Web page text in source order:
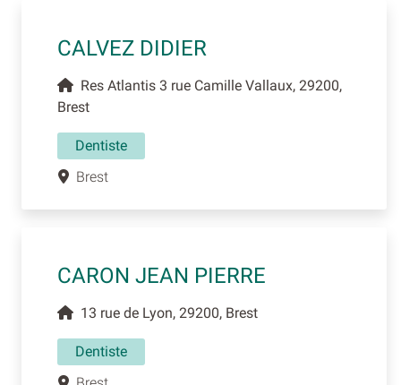
CALVEZ DIDIER
Res Atlantis 3 rue Camille Vallaux, 29200,
Brest
Dentiste
Brest
CARON JEAN PIERRE
13 rue de Lyon, 29200, Brest
Dentiste